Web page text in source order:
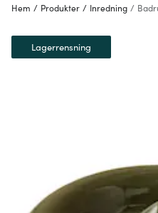
Hem / Produkter / Inredning /
Lagerrensning